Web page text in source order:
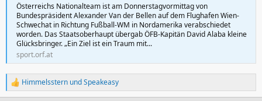
Österreichs Nationalteam ist am Donnerstagvormittag von
Bundespräsident Alexander Van der Bellen auf dem Flughafen Wien-
Schwechat in Richtung Fußball-WM in Nordamerika verabschiedet
worden. Das Staatsoberhaupt übergab ÖFB-Kapitän David Alaba kleine
Glücksbringer. „Ein Ziel ist ein Traum mit...
sport.orf.at
R
e
Himmelsstern undSpeakeasy